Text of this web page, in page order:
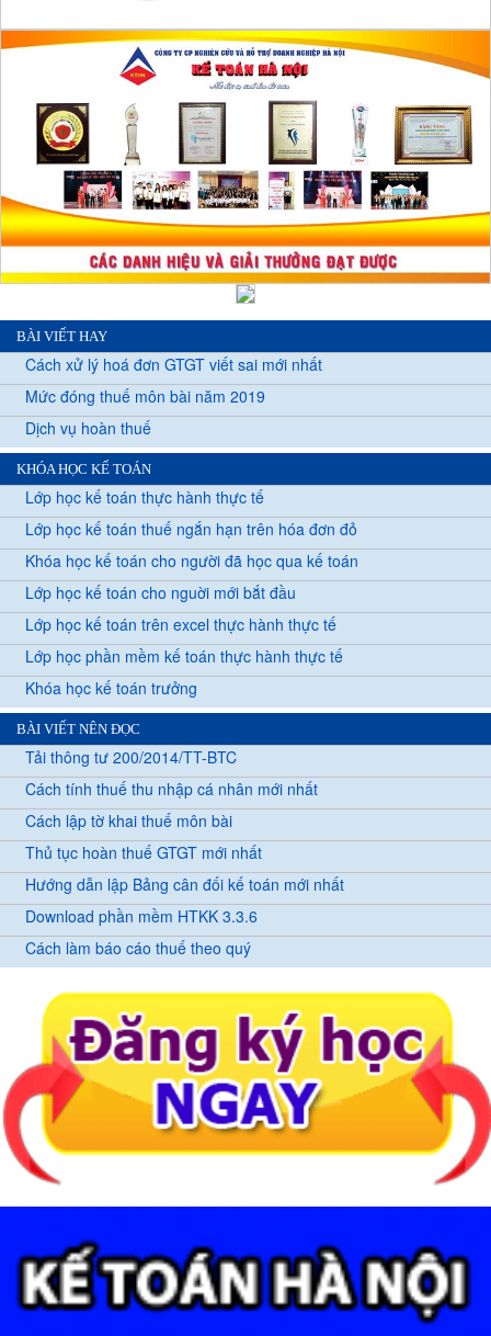
BÀI VIẾT HAY
Cách xử lý hoá đơn GTGT viết sai mới nhất
Mức đóng thuế môn bài năm 2019
Dịch vụ hoàn thuế
KHÓA HỌC KẾ TOÁN
Lớp học kế toán thực hành thực tế
Lớp học kế toán thuế ngắn hạn trên hóa đơn đỏ
Khóa học kế toán cho người đã học qua kế toán
Lớp học kế toán cho nguời mới bắt đầu
Lớp học kế toán trên excel thực hành thực tế
Lớp học phần mềm kế toán thực hành thực tế
Khóa học kế toán trưởng
BÀI VIẾT NÊN ĐỌC
Tải thông tư 200/2014/TT-BTC
Cách tính thuế thu nhập cá nhân mới nhất
Cách lập tờ khai thuế môn bài
Thủ tục hoàn thuế GTGT mới nhất
Hướng dẫn lập Bảng cân đối kế toán mới nhất
Download phần mềm HTKK 3.3.6
Cách làm báo cáo thuế theo quý